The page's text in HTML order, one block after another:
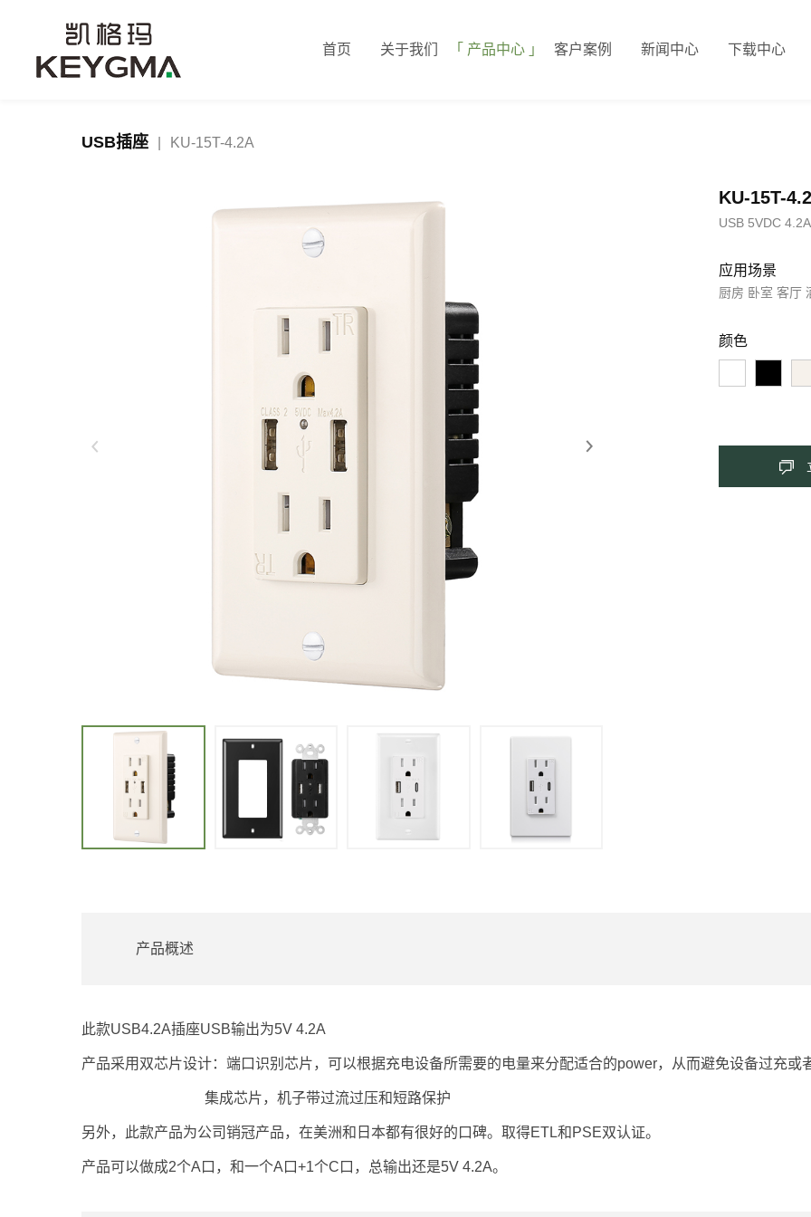
首页 关于我们 产品中心 客户案例 新闻中心 下载中心
USB插座 KU-15T-4.2A
KU-15T-
USB 5VDC
应用场景
厨房 卧室 客厅
颜色
产品概述
此款USB4.2A插座USB输出为5V 4.2A
产品采用双芯片设计：端口识别芯片，可以根据充电设备所需要的电量来分配适合的power，从而避免设备过充或
集成芯片，机子带过流过压和短路保护
另外，此款产品为公司销冠产品，在美洲和日本都有很好的口碑。取得ETL和PSE双认证。
产品可以做成2个A口，和一个A口+1个C口，总输出还是5V 4.2A。